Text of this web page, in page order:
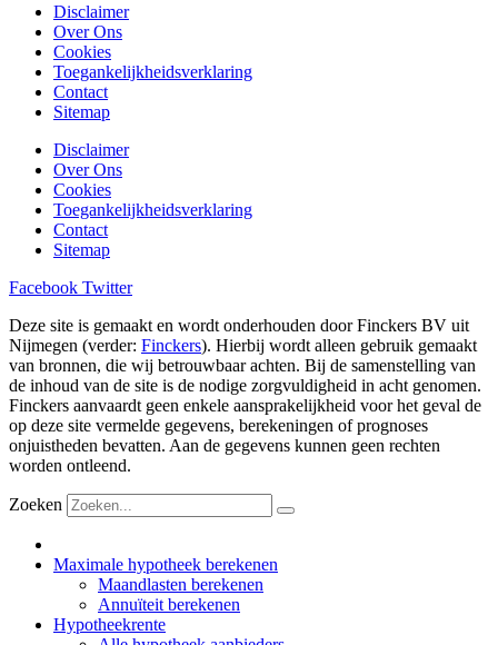
Disclaimer
Over Ons
Cookies
Toegankelijkheidsverklaring
Contact
Sitemap
Disclaimer
Over Ons
Cookies
Toegankelijkheidsverklaring
Contact
Sitemap
Facebook Twitter
Deze site is gemaakt en wordt onderhouden door Finckers BV uit
Nijmegen (verder: Finckers). Hierbij wordt alleen gebruik gemaakt
van bronnen, die wij betrouwbaar achten. Bij de samenstelling van
de inhoud van de site is de nodige zorgvuldigheid in acht genomen.
Finckers aanvaardt geen enkele aansprakelijkheid voor het geval de
op deze site vermelde gegevens, berekeningen of prognoses
onjuistheden bevatten. Aan de gegevens kunnen geen rechten
worden ontleend.
Zoeken
Maximale hypotheek berekenen
Maandlasten berekenen
Annuïteit berekenen
Hypotheekrente